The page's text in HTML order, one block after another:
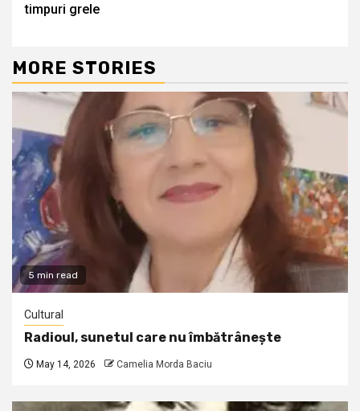
timpuri grele
MORE STORIES
5 min read
Cultural
Radioul, sunetul care nu îmbătrânește
May 14, 2026 Camelia Morda Baciu